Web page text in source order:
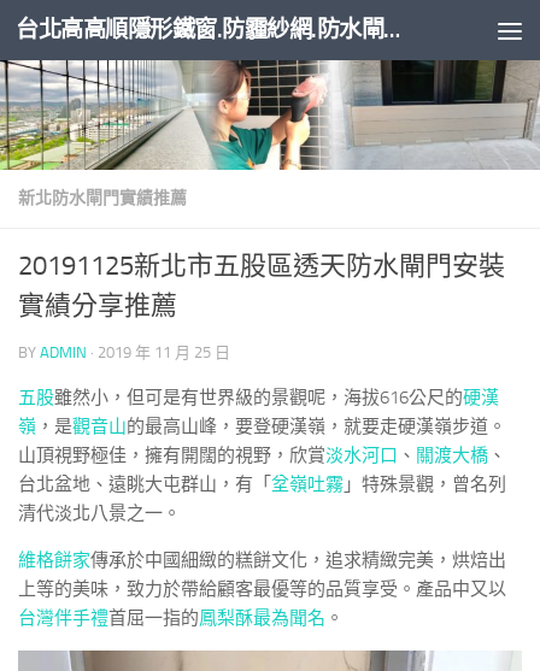
Skip to content 台北高高順隱形鐵窗.防霾紗網.防水閘門
新北防水閘門實績推薦
20191125新北市五股區透天防水閘門安裝
實績分享推薦
BY ADMIN · 2019 年 11 月 25 日
五股雖然小，但可是有世界級的景觀呢，海拔616公尺的硬漢
嶺 ，是觀音山的最高山峰，要登硬漢嶺，就要走硬漢嶺步道。
山頂視野極佳，擁有開闊的視野，欣賞淡水河口 、 關渡大橋 、
台北盆地、遠眺大屯群山，有「 坌嶺吐霧 」特殊景觀，曾名列
清代淡北八景之一。
維格餅家傳承於中國細緻的糕餅文化，追求精緻完美，烘焙出
上等的美味，致力於帶給顧客最優等的品質享受。產品中又以
台灣伴手禮首屈一指的鳳梨酥最為聞名 。